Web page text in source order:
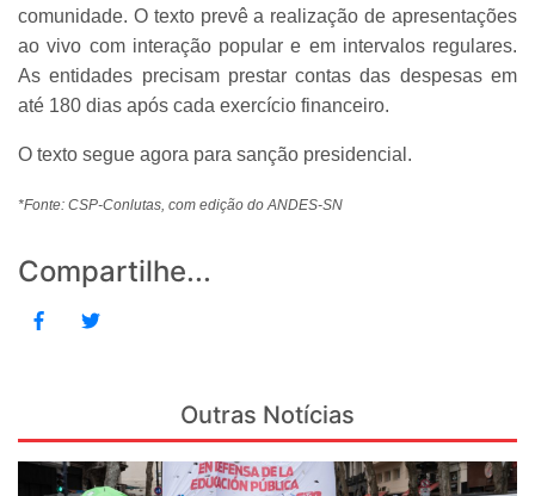
comunidade. O texto prevê a realização de apresentações
ao vivo com interação popular e em intervalos regulares.
As entidades precisam prestar contas das despesas em
até 180 dias após cada exercício financeiro.
O texto segue agora para sanção presidencial.
*Fonte: CSP-Conlutas, com edição do ANDES-SN
Compartilhe...
Outras Notícias